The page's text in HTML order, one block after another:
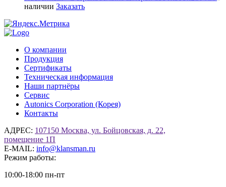
наличии Заказать
О компании
Продукция
Сертификаты
Техническая информация
Наши партнёры
Сервис
Autonics Corporation (Корея)
Контакты
АДРЕС: 107150 Москва, ул. Бойцовская, д. 22,
помещение 1П
E-MAIL: info@klansman.ru
Режим работы:
10:00-18:00 пн-пт